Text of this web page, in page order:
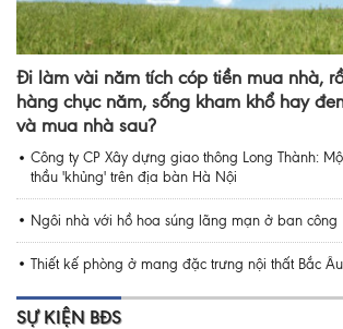
Đi làm vài năm tích cóp tiền mua nhà,
hàng chục năm, sống kham khổ hay
và mua nhà sau?
Công ty CP Xây dựng giao thông Long Thành:
thầu 'khủng' trên địa bàn Hà Nội
Ngôi nhà với hồ hoa súng lãng mạn ở ban công
Thiết kế phòng ở mang đặc trưng nội thất Bắc Âu
SỰ KIỆN BĐS